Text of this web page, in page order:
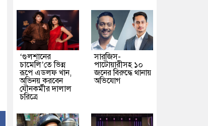
‘গুলশানের
চামেলি’তে ভিন্ন
রূপে এডলফ খান,
অভিনয় করবেন
যৌনকর্মীর দালাল
চরিত্রে
সারজিস-
পাটোয়ারীসহ ১০
জনের বিরুদ্ধে থানায়
অভিযোগ